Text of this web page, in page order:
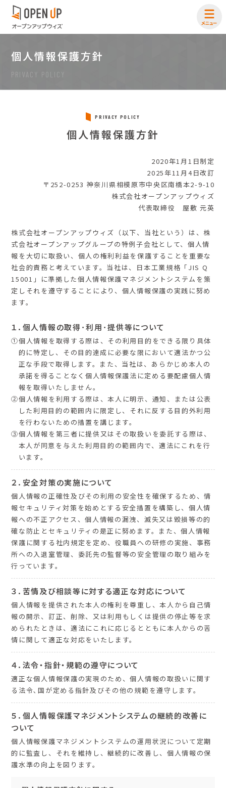
個人情報保護方針
PRIVACY POLICY
PRIVACY POLICY
個人情報保護方針
2020年1月1日制定
2025年11月4日改訂
〒252-0253 神奈川県相模原市中央区南橋本2-9-10
株式会社オープンアップウィズ
代表取締役 屋敷 元英
株式会社オープンアップウィズ（以下、当社という）は、株
式会社オープンアップグループの特例子会社として、個人情
報を大切に取扱い、個人の権利利益を保護することを重要な
社会的責務と考えています。当社は、日本工業規格「JIS Q
15001」に準拠した個人情報保護マネジメントシステムを策
定しそれを遵守することにより、個人情報保護の実践に努め
ます。
１．個人情報の取得･利用･提供等について
①個人情報を取得する際は、その利用目的をできる限り具体
的に特定し、その目的達成に必要な限において適法かつ公
正な手段で取得します。また、当社は、あらかじめ本人の
承諾を得ることなく個人情報保護法に定める要配慮個人情
報を取得いたしません。
②個人情報を利用する際は、本人に明示、通知、または公表
した利用目的の範囲内に限定し、それに反する目的外利用
を行わないための措置を講じます。
③個人情報を第三者に提供又はその取扱いを委託する際は、
本人が同意を与えた利用目的の範囲内で、適法にこれを行
います。
２．安全対策の実施について
個人情報の正確性及びその利用の安全性を確保するため、情
報セキュリティ対策を始めとする安全措置を構築し、個人情
報への不正アクセス、個人情報の漏洩、滅失又は毀損等の的
確な防止とセキュリティの是正に努めます。また、個人情報
保護に関する社内規定を定め、役職員への研修の実施、事務
所への入退室管理、委託先の監督等の安全管理の取り組みを
行っています。
３．苦情及び相談等に対する適正な対応について
個人情報を提供された本人の権利を尊重し、本人から自己情
報の開示、訂正、削除、又は利用もしくは提供の停止等を求
められたときは、適法にこれに応じるとともに本人からの苦
情に関して適正な対応をいたします。
４．法令・指針・規範の遵守について
適正な個人情報保護の実現のため、個人情報の取扱いに関す
る法令､国が定める指針及びその他の規範を遵守します。
５．個人情報保護マネジメントシステムの継続的改善に
ついて
個人情報保護マネジメントシステムの運用状況について定期
的に監査し、それを維持し、継続的に改善し、個人情報の保
護水準の向上を図ります。